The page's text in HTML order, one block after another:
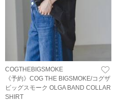
COGTHEBIGSMOKE
《予約》COG THE BIGSMOKE/コグザ
ビッグスモーク OLGA BAND COLLAR
SHIRT